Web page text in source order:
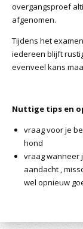
overgangsproef
afgenomen.
Tijdens het
iedereen blijft
evenveel kans
Nuttige tips en
vraag voor je
hond
vraag wanneer
aandacht ,
wel opnieuw